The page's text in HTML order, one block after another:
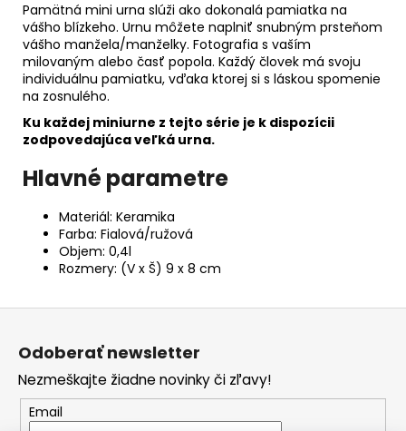
Pamätná mini urna slúži ako dokonalá pamiatka na
vášho blízkeho. Urnu môžete naplniť snubným prsteňom
vášho manžela/manželky. Fotografia s vaším
milovaným alebo časť popola. Každý človek má svoju
individuálnu pamiatku, vďaka ktorej si s láskou spomenie
na zosnulého.
Ku každej miniurne z tejto série je k dispozícii
zodpovedajúca veľká urna.
Hlavné parametre
Materiál: Keramika
Farba: Fialová/ružová
Objem: 0,4l
Rozmery: (V x Š) 9 x 8 cm
Odoberať newsletter
Nezmeškajte žiadne novinky či zľavy!
Email